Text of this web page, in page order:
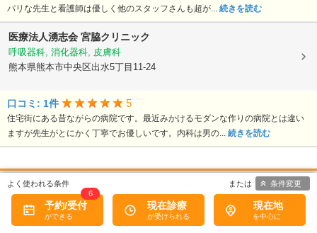
パリな先生と看護師は優しく他のスタッフさんも超が... 続きを読む
医療法人湧志会 宮脇クリニック
呼吸器科, 消化器科, 皮膚科
熊本県熊本市中央区出水5丁目11-24
口コミ: 1件 5
住宅街にある昔ながらの病院です。最近みかけるモダンな作りの病院とは違い
ますが先生がとにかく丁寧でお優しいです。内科は男の... 続きを読む
【病院なびドクタビュー】ドクター取材記事
熊本県熊本市南区
予約/受付
6
現在診療 現在地
条件変更